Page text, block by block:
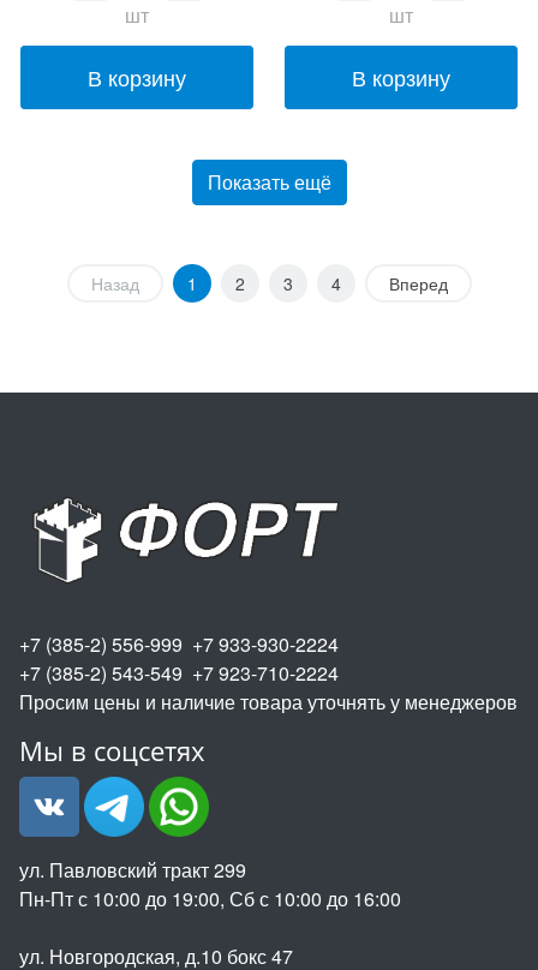
шт
В корзину
шт
В корзину
Показать ещё
Назад 1 2 3 4 Вперед
+7 (385-2) 556-999 +7 933-930-2224
+7 (385-2) 543-549 +7 923-710-2224
Просим цены и наличие товара уточнять у менеджеров
Мы в соцсетях
ул. Павловский тракт 299
Пн-Пт с 10:00 до 19:00, Сб с 10:00 до 16:00
ул. Новгородская, д.10 бокс 47